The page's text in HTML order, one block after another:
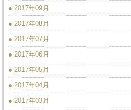
● 2017年09月
● 2017年08月
● 2017年07月
● 2017年06月
● 2017年05月
● 2017年04月
● 2017年03月